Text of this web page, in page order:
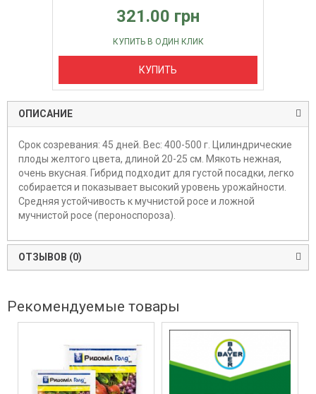
321.00 грн
КУПИТЬ В ОДИН КЛИК
КУПИТЬ
ОПИСАНИЕ
Срок созревания: 45 дней. Вес: 400-500 г. Цилиндрические
плоды желтого цвета, длиной 20-25 см. Мякоть нежная,
очень вкусная. Гибрид подходит для густой посадки, легко
собирается и показывает высокий уровень урожайности.
Средняя устойчивость к мучнистой росе и ложной
мучнистой росе (пероноспороза).
ОТЗЫВОВ (0)
Рекомендуемые товары